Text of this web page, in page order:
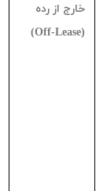
خارج از رده
(
Off-Lease
)